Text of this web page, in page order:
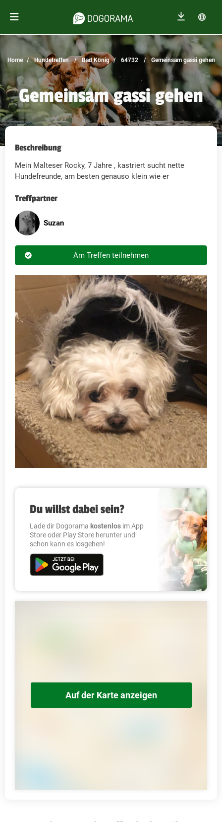
Home Hundetreffen Bad König 64732 Gemeinsam gassi gehen
Gemeinsam gassi gehen
Beschreibung
Mein Malteser Rocky, 7 Jahre , kastriert sucht nette
Hundefreunde, am besten genauso klein wie er
Treffpartner
Suzan
Am Treffen teilnehmen
Du willst dabei sein?
Lade dir Dogorama kostenlos im App
Store oder Play Store herunter und
schon kann es losgehen!
Auf der Karte anzeigen